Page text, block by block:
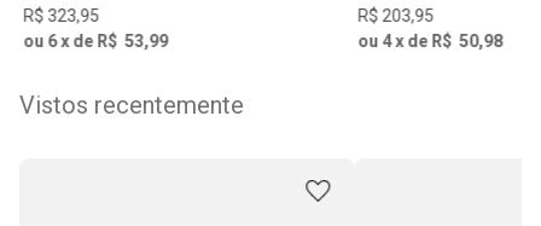
R$ 323,95
ou 6x de R$ 53,99
R$ 203,95
ou 4x de R$ 50,98
Vistos recentemente